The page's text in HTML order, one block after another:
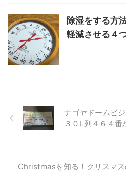
除湿をする方
軽減させる４
ナゴヤドームビ
３０L列４６４番
Christmasを知る！クリスマ